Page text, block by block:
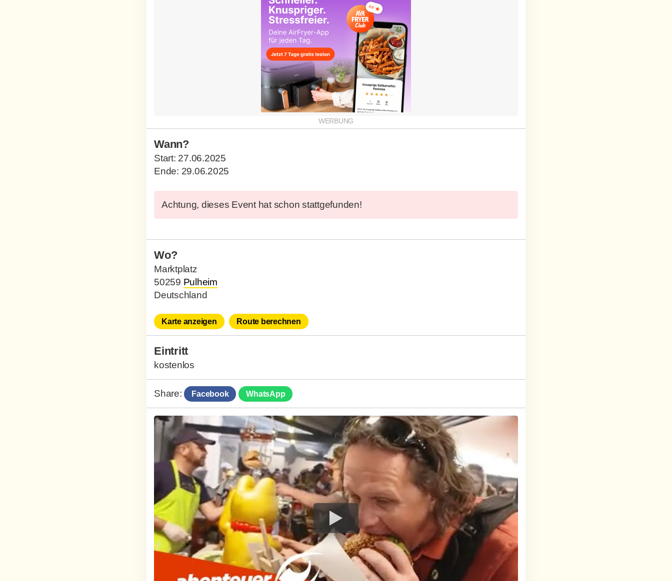
Wann?
Start: 27.06.2025
Ende: 29.06.2025
Achtung, dieses Event hat schon stattgefunden!
Wo?
Marktplatz
50259 Pulheim
Deutschland
Karte anzeigen Route berechnen
Eintritt
kostenlos
Share: Facebook WhatsApp